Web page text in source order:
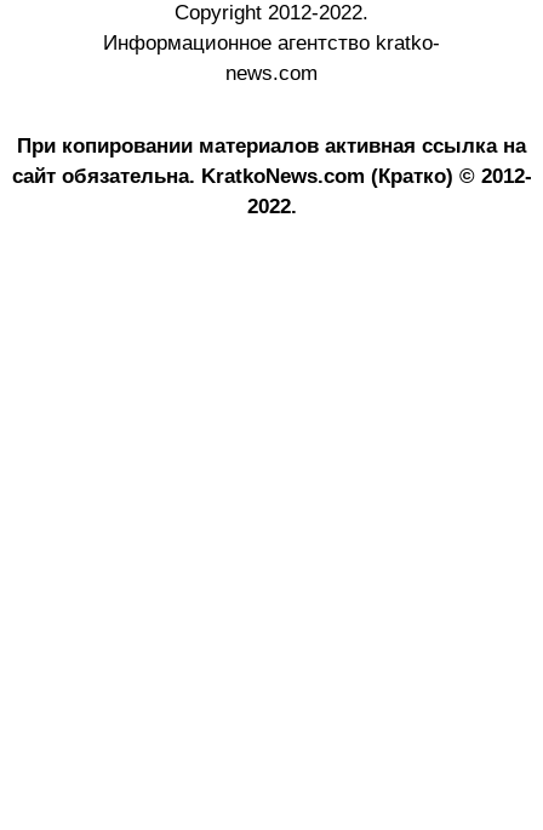
Copyright 2012-2022.
Информационное агентство kratko-
news.com
При копировании материалов активная ссылка на
сайт обязательна. KratkoNews.com (Кратко) © 2012-
2022.